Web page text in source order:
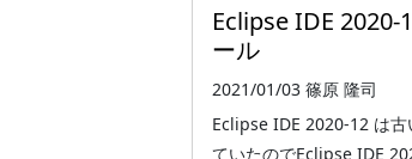
Eclipse IDE
ール
2021/01/03 篠原 隆司
Eclipse IDE 2020-12 は
ていたのでEclipse IDE